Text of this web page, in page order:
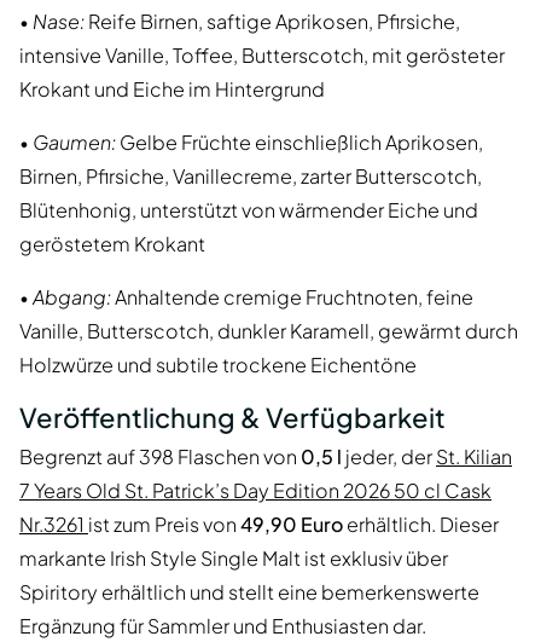
• Nase:Reife Birnen, saftige Aprikosen, Pfirsiche,
intensive Vanille, Toffee, Butterscotch, mit gerösteter
Krokant und Eiche im Hintergrund
• Gaumen:Gelbe Früchte einschließlich Aprikosen,
Birnen, Pfirsiche, Vanillecreme, zarter Butterscotch,
Blütenhonig, unterstützt von wärmender Eiche und
geröstetem Krokant
•Abgang:Anhaltende cremige Fruchtnoten, feine
Vanille, Butterscotch, dunkler Karamell, gewärmt durch
Holzwürze und subtile trockene Eichentöne
Veröffentlichung & Verfügbarkeit
Begrenzt auf 398 Flaschen von 0,5 l jeder, derSt. Kilian
7 Years Old St. Patrick’s Day Edition 2026 50 cl Cask
Nr.3261 ist zum Preis von49,90 Euroerhältlich. Dieser
markante Irish Style Single Malt ist exklusiv über
Spiritory erhältlich und stellt eine bemerkenswerte
Ergänzung für Sammler und Enthusiasten dar.